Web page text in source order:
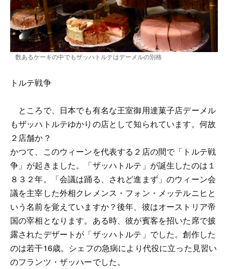
数あるケーキの中でもザッハトルテはデーメルの別格
トルテ戦争
ところで、日本でも有名な王室御用達菓子店デーメル
もザッハトルテゆかりの店として知られています。何故
２店舗か？
かつて、このウィーンを代表する２店の間で「トルテ戦
争」が起きました。「ザッハトルテ」が誕生したのは１
８３２年。「会議は踊る、されど進まず」のウィーン会
議を主宰した外相クレメンス・フォン・メッテルニヒと
いう名前を覚えていますか？後年、彼はオーストリア帝
国の宰相となります。ある時、彼が賓客を招いた席で披
露されたデザートが「ザッハトルテ」でした。創作した
のは若干16歳。シェフの急病により代役に立った見習い
のフランツ・ザッハーでした。